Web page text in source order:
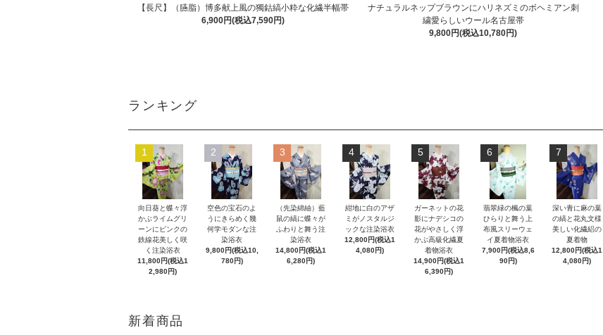
【長尺】（臙脂）博多献上風の獨鈷縞小粋な化繊半幅帯
6,900円(税込7,590円)
ナチュラルネップブラウンにハリネズミのボヘミアン刺
繍愛らしいウール名古屋帯
9,800円(税込10,780円)
ランキング
1
向日葵と蝶々浮
かぶライムグリ
ーンにピンクの
鉄線花美しく咲
く注染浴衣
11,800円(税込1
2,980円)
2
空色の宝石のよ
うにきらめく幾
何学モダンな注
染浴衣
9,800円(税込10,
780円)
3
（先染綿紬）藍
鼠の縞に蝶々が
ふわりと舞う注
染浴衣
14,800円(税込1
6,280円)
4
紺地に白のアザ
ミがノスタルジ
ックな注染浴衣
12,800円(税込1
4,080円)
5
ガーネットの花
影にナデシコの
花がやさしく浮
かぶ高級化繊夏
着物浴衣
14,900円(税込1
6,390円)
6
翡翠緑の楓の葉
ひらりと舞う上
布風スリーウェ
イ夏着物浴衣
7,900円(税込8,6
90円)
7
深い青に麻の葉
の縞と花丸文様
美しい化繊絽の
夏着物
12,800円(税込1
4,080円)
新着商品